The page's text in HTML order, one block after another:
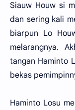
Siauw Houw si
dan sering kali
biarpun Lo
melarangnya.
tangan Haminto
bekas
Haminto Losu